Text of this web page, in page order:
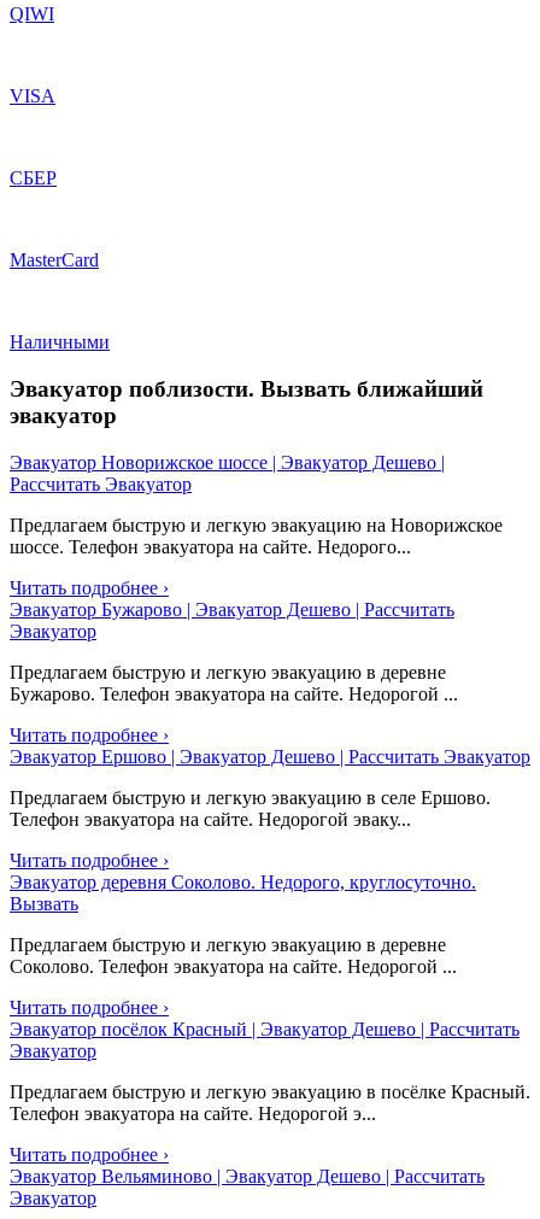
QIWI
VISA
СБЕР
MasterCard
Наличными
Эвакуатор поблизости. Вызвать ближайший
эвакуатор
Эвакуатор Новорижское шоссе | Эвакуатор Дешево |
Рассчитать Эвакуатор
Предлагаем быструю и легкую эвакуацию на Новорижское
шоссе. Телефон эвакуатора на сайте. Недорого...
Читать подробнее ›
Эвакуатор Бужарово | Эвакуатор Дешево | Рассчитать
Эвакуатор
Предлагаем быструю и легкую эвакуацию в деревне
Бужарово. Телефон эвакуатора на сайте. Недорогой ...
Читать подробнее ›
Эвакуатор Ершово | Эвакуатор Дешево | Рассчитать Эвакуатор
Предлагаем быструю и легкую эвакуацию в селе Ершово.
Телефон эвакуатора на сайте. Недорогой эваку...
Читать подробнее ›
Эвакуатор деревня Соколово. Недорого, круглосуточно.
Вызвать
Предлагаем быструю и легкую эвакуацию в деревне
Соколово. Телефон эвакуатора на сайте. Недорогой ...
Читать подробнее ›
Эвакуатор посёлок Красный | Эвакуатор Дешево | Рассчитать
Эвакуатор
Предлагаем быструю и легкую эвакуацию в посёлке Красный.
Телефон эвакуатора на сайте. Недорогой э...
Читать подробнее ›
Эвакуатор Вельяминово | Эвакуатор Дешево | Рассчитать
Эвакуатор